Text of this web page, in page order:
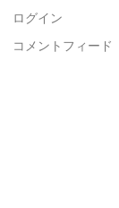
ログイン
コメントフィード